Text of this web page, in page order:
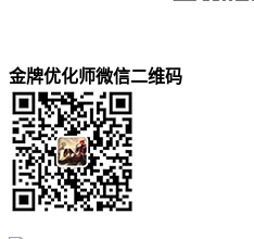
金牌优化师微信二维码